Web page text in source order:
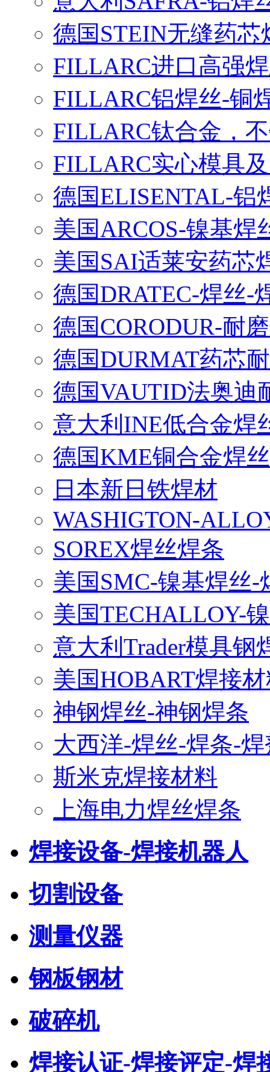
德国STEIN无缝药芯
FILLARC进口高强
FILLARC铝焊丝-铜
FILLARC钛合金，
FILLARC实心模具
德国ELISENTAL-铝
美国ARCOS-镍基焊
美国SAI适莱安药芯
德国DRATEC-焊丝-
德国CORODUR-耐
德国DURMAT药芯
德国VAUTID法奥迪
意大利INE低合金焊
德国KME铜合金焊丝
日本新日铁焊材
WASHIGTON-
SOREX焊丝焊条
美国SMC-镍基焊丝-
美国TECHALLOY-
意大利Trader模具钢
美国HOBART焊接
神钢焊丝-神钢焊条
大西洋-焊丝-焊条-焊
斯米克焊接材料
上海电力焊丝焊条
焊接设备-焊接机器人
切割设备
测量仪器
钢板钢材
破碎机
焊接认证-焊接评定-焊